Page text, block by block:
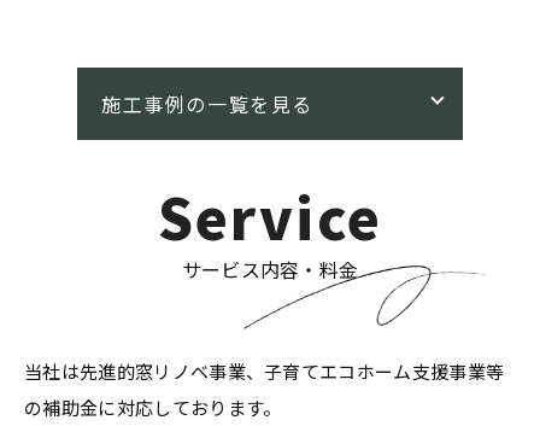
Service
サービス内容・料金
当社は先進的窓リノベ事業、子育てエコホーム支援事業等
の補助金に対応しております。